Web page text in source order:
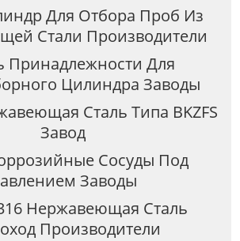
Для Отбора Проб Из
Стали Производители
Принадлежности Для
Цилиндра Заводы
Сталь Типа BKZFS
Завод
Сосуды Под
Заводы
Нержавеющая Сталь
Производители